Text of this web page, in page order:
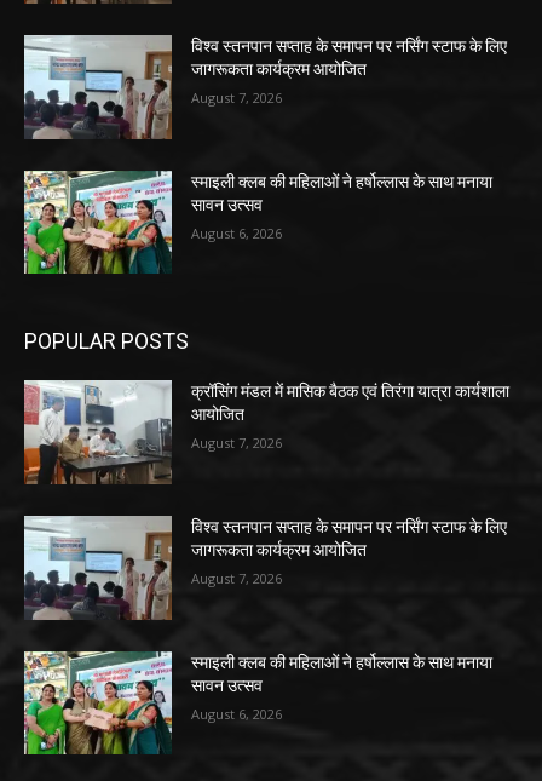
विश्व स्तनपान सप्ताह के समापन पर नर्सिंग स्टाफ के लिए
जागरूकता कार्यक्रम आयोजित
August 7, 2026
स्माइली क्लब की महिलाओं ने हर्षोल्लास के साथ मनाया
सावन उत्सव
August 6, 2026
POPULAR POSTS
क्रॉसिंग मंडल में मासिक बैठक एवं तिरंगा यात्रा कार्यशाला
आयोजित
August 7, 2026
विश्व स्तनपान सप्ताह के समापन पर नर्सिंग स्टाफ के लिए
जागरूकता कार्यक्रम आयोजित
August 7, 2026
स्माइली क्लब की महिलाओं ने हर्षोल्लास के साथ मनाया
सावन उत्सव
August 6, 2026